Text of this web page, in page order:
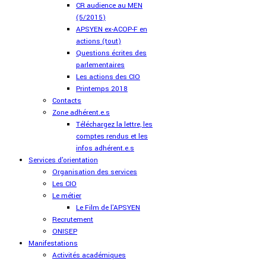
CR audience au MEN
(5/2015)
APSYEN ex-ACOP-F en
actions (tout)
Questions écrites des
parlementaires
Les actions des CIO
Printemps 2018
Contacts
Zone adhérent.e.s
Téléchargez la lettre, les
comptes rendus et les
infos adhérent.e.s
Services d'orientation
Organisation des services
Les CIO
Le métier
Le Film de l'APSYEN
Recrutement
ONISEP
Manifestations
Activités académiques